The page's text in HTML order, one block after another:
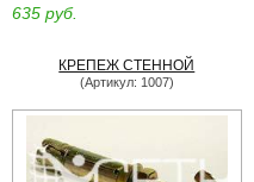
635 руб.
КРЕПЕЖ СТЕННОЙ
(Артикул: 1007)